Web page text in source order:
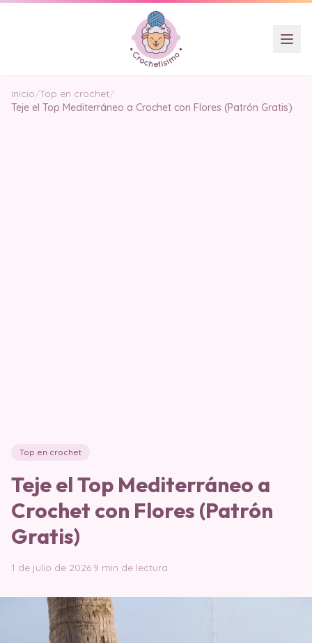
Inicio/Top en crochet/
Teje el Top Mediterráneo a Crochet con Flores (Patrón Gratis)
Top en crochet
Teje el Top Mediterráneo a
Crochet con Flores (Patrón
Gratis)
1 de julio de 2026·9 min de lectura